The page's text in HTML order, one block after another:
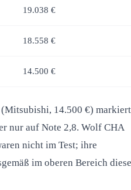
19.038 €
18.558 €
14.500 €
(Mitsubishi, 14.500 €) markiert
nur auf Note 2,8. Wolf CHA
nicht im Test; ihre
im oberen Bereich